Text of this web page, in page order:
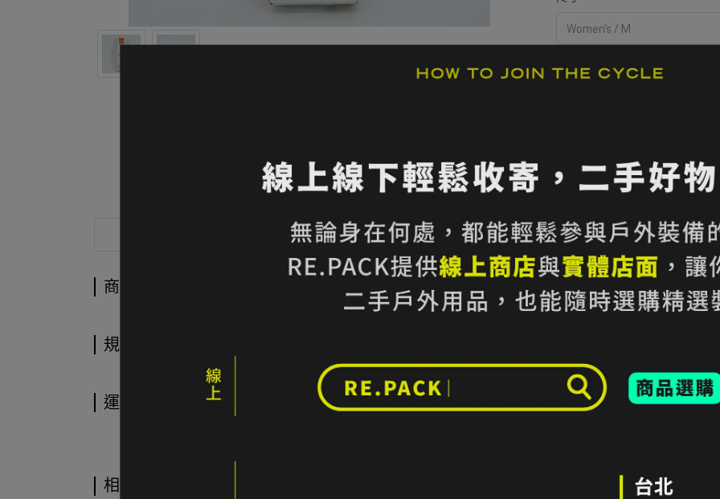
加入最愛 此商品 「 最高
規格說明
商品介紹
規格說明
運送方式
相關商品